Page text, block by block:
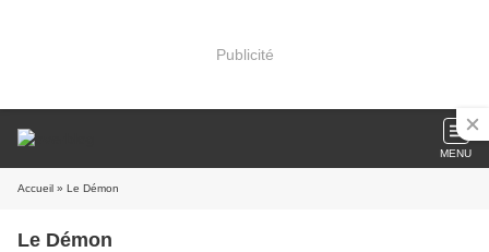
Publicité
MENU
Accueil » Le Démon
Le Démon